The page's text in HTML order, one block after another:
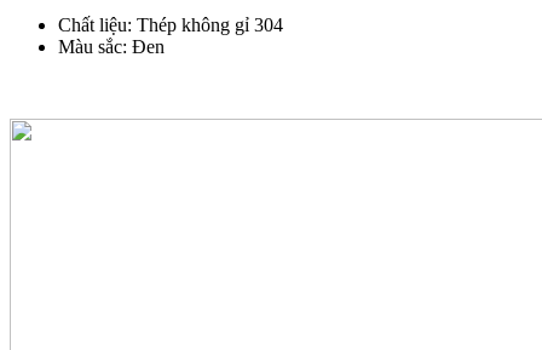
Chất liệu: Thép không gỉ 304
Màu sắc: Đen